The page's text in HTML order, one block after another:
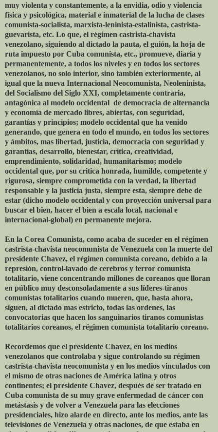
muy violenta y constantemente, a la envidia, odio y violencia
física y psicológica, material e inmaterial de la lucha de clases
comunista-socialista, marxista-leninista-estalinista, castrista-
guevarista, etc. Lo que, el régimen castrista-chavista
venezolano, siguiendo al dictado la pauta, el guión, la hoja de
ruta impuesto por Cuba comunista, etc., promueve, diaria y
permanentemente, a todos los niveles y en todos los sectores
venezolanos, no solo interior, sino también exteriormente, al
igual que la nueva Internacional Neocomunista, Neoleninista,
del Socialismo del Siglo XXI, completamente contraria,
antagónica al modelo occidental de democracia de alternancia
y economía de mercado libres, abiertas, con seguridad,
garantías y principios; modelo occidental que ha venido
generando, que genera en todo el mundo, en todos los sectores
y ámbitos, mas libertad, justicia, democracia con seguridad y
garantías, desarrollo, bienestar, critica, creatividad,
emprendimiento, solidaridad, humanitarismo; modelo
occidental que, por su critica honrada, humilde, competente y
rigurosa, siempre comprometida con la verdad, la libertad
responsable y la justicia justa, siempre esta, siempre debe de
estar (dicho modelo occidental y con proyección universal para
buscar el bien, hacer el bien a escala local, nacional e
internacional-global) en permanente mejora.
En la Corea Comunista, como acaba de suceder en el régimen
castrista-chavista neocomunista de Venezuela con la muerte del
presidente Chavez, el régimen comunista coreano, debido a la
represión, control-lavado de cerebros y terror comunista
totalitario, viene concentrando millones de coreanos que lloran
en público muy desconsoladamente a sus líderes-tiranos
comunistas totalitarios cuando mueren, que, hasta ahora,
siguen, al dictado mas estricto, todas las ordenes, las
convocatorias que hacen los sanguinarios tiranos comunistas
totalitarios coreanos, el régimen comunista totalitario coreano.
Recordemos que el presidente Chavez, en los medios
venezolanos que controlaba y sigue controlando su régimen
castrista-chavista neocomunista y en los medios vinculados con
el mismo de otras naciones de América latina y otros
continentes; el presidente Chavez, después de ser tratado en
Cuba comunista de su muy grave enfermedad de cáncer con
metástasis y de volver a Venezuela para las elecciones
presidenciales, hizo alarde en directo, ante los medios, ante las
televisiones de Venezuela y otras naciones, de que estaba en